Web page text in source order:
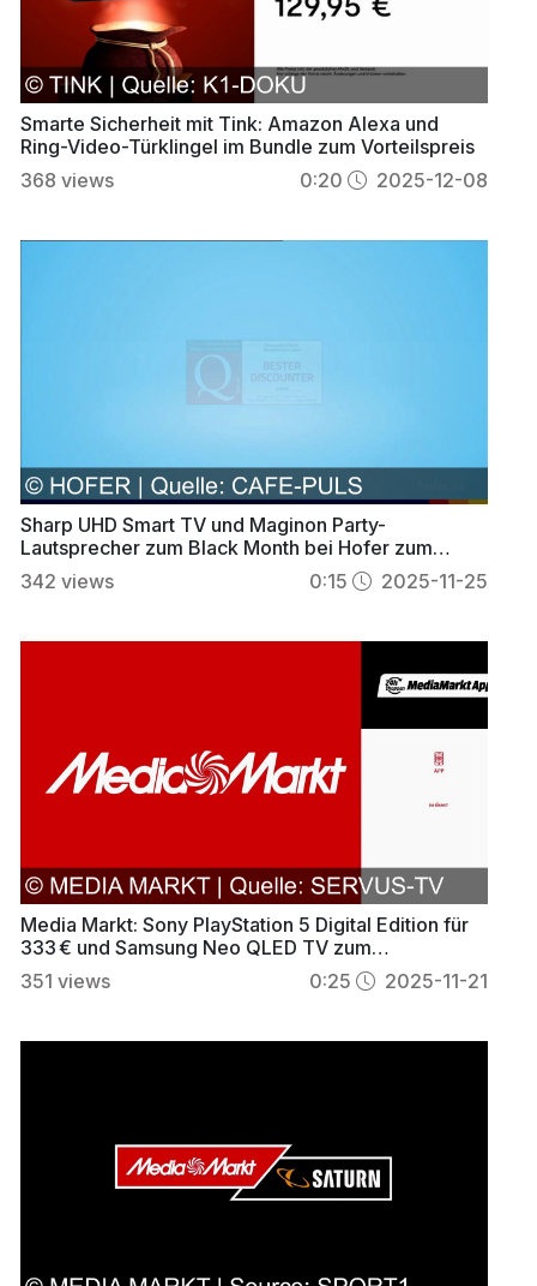
Smarte Sicherheit mit Tink: Amazon Alexa und
Ring-Video-Türklingel im Bundle zum Vorteilspreis
368 views 0:20 2025-12-08
Sharp UHD Smart TV und Maginon Party-
Lautsprecher zum Black Month bei Hofer zum
Spitzenpreis
342 views 0:15 2025-11-25
Media Markt: Sony PlayStation 5 Digital Edition für
333 € und Samsung Neo QLED TV zum
Aktionspreis
351 views 0:25 2025-11-21